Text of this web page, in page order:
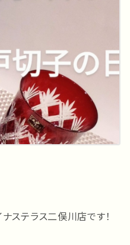
ステラス二俣川店です！